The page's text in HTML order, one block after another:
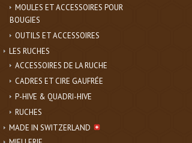
MOULES ET ACCESSOIRES POUR
BOUGIES
OUTILS ET ACCESSOIRES
LES RUCHES
ACCESSOIRES DE LA RUCHE
CADRES ET CIRE GAUFRÉE
P-HIVE & QUADRI-HIVE
RUCHES
MADE IN SWITZERLAND